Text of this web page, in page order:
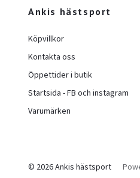
Ankis hästsport
Köpvillkor
Kontakta oss
Öppettider i butik
Startsida - FB och instagram
Varumärken
© 2026 Ankis hästsport